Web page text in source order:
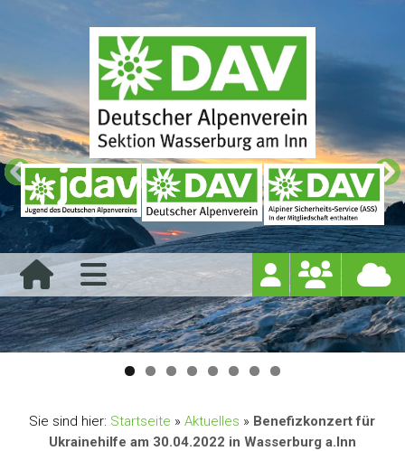
Sie sind hier: Startseite »Aktuelles » Benefizkonzert für
Ukrainehilfe am 30.04.2022 in Wasserburg a.Inn